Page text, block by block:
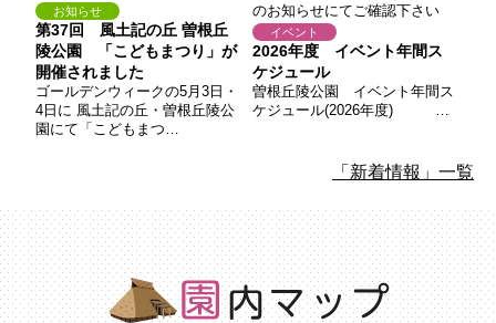
お知らせ
第37回 風土記の丘 曽根丘
陵公園 「こどもまつり」が
開催されました
ゴールデンウィークの5月3日・
4日に 風土記の丘・曽根丘陵公
園にて「こどもまつ…
のお知らせにてご確認下さい
イベント
2026年度 イベント年間ス
ケジュール
曽根丘陵公園 イベント年間ス
ケジュール(2026年度) …
「新着情報」一覧